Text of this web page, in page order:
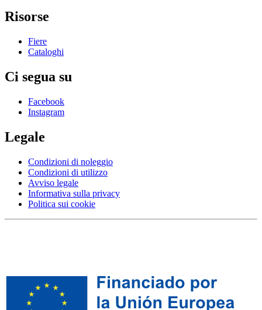
Risorse
Fiere
Cataloghi
Ci segua su
Facebook
Instagram
Legale
Condizioni di noleggio
Condizioni di utilizzo
Avviso legale
Informativa sulla privacy
Politica sui cookie